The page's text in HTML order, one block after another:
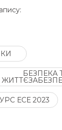
БЕЗПЕКА
ЕСЕ 2023